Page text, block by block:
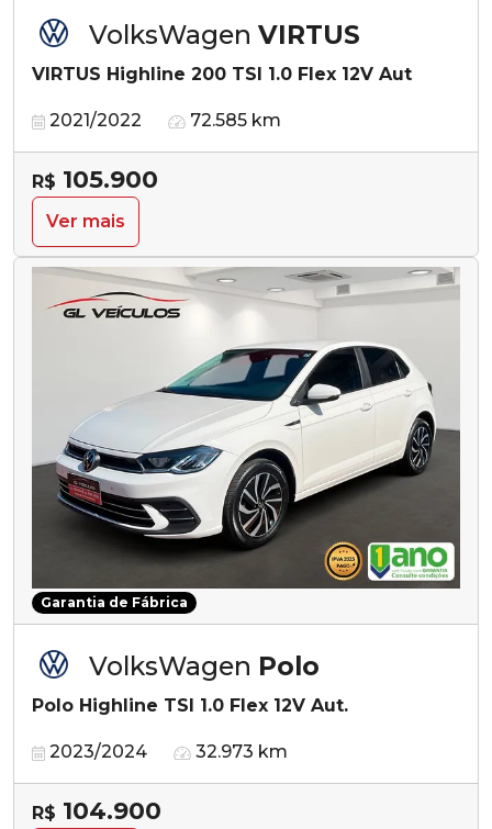
VolksWagen VIRTUS
VIRTUS Highline 200 TSI 1.0 Flex 12V Aut
2021/2022 72.585 km
R$ 105.900
Ver mais
Garantia de Fábrica
VolksWagen Polo
Polo Highline TSI 1.0 Flex 12V Aut.
2023/2024 32.973 km
R$ 104.900